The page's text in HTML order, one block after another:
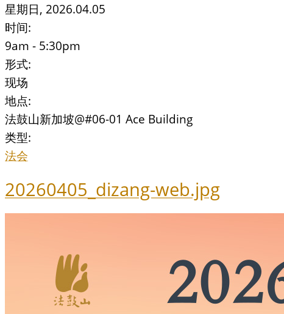
星期日, 2026.04.05
时间:
9am - 5:30pm
形式:
现场
地点:
法鼓山新加坡@#06-01 Ace Building
类型:
法会
20260405_dizang-web.jpg